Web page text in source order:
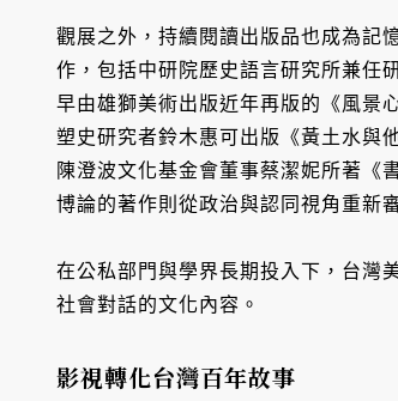
觀展之外，持續閱讀出版品也成為記
作，包括中研院歷史語言研究所兼任
早由雄獅美術出版近年再版的《風景
塑史研究者鈴木惠可出版《黃土水與
陳澄波文化基金會董事蔡潔妮所著《
博論的著作則從政治與認同視角重新
在公私部門與學界長期投入下，台灣
社會對話的文化內容。
影視轉化台灣百年故事